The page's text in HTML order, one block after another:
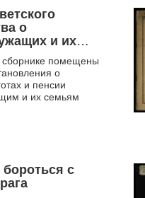
о
и их
помещены
о
и пенсии
и их семьям
бороться с